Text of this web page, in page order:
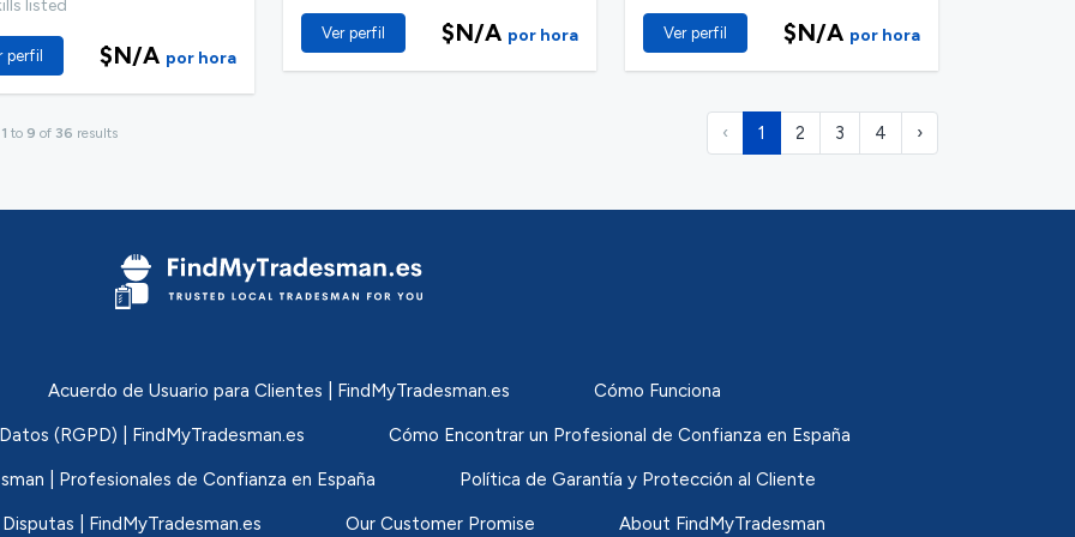
listed
perfil $N/A por hora
Ver perfil $N/A por hora Ver perfil $N/A por hora
1 to 9 of 36 results ‹ 1 2 3 4 ›
Acuerdo de Usuario para Clientes | FindMyTradesman.es Cómo Funciona
(RGPD) | FindMyTradesman.es Cómo Encontrar un Profesional de Confianza en España
| Profesionales de Confianza en España Política de Garantía y Protección al Cliente
| FindMyTradesman.es Our Customer Promise About FindMyTradesman